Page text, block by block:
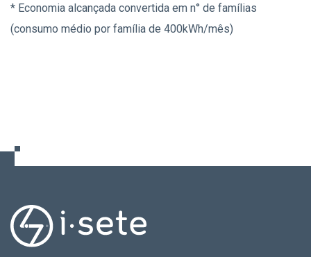
* Economia alcançada convertida em n° de famílias
(consumo médio por família de 400kWh/mês)